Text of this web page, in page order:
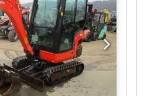
14.900 Euro, netto +
Fragen bitte anrufen:
call: Erik Kortum:
ohne Gewähr und
Zwischenverkauf